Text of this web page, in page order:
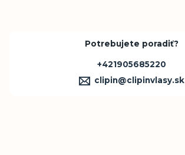
Potrebujete poradiť?
+421905685220
clipin@clipinvlasy.sk